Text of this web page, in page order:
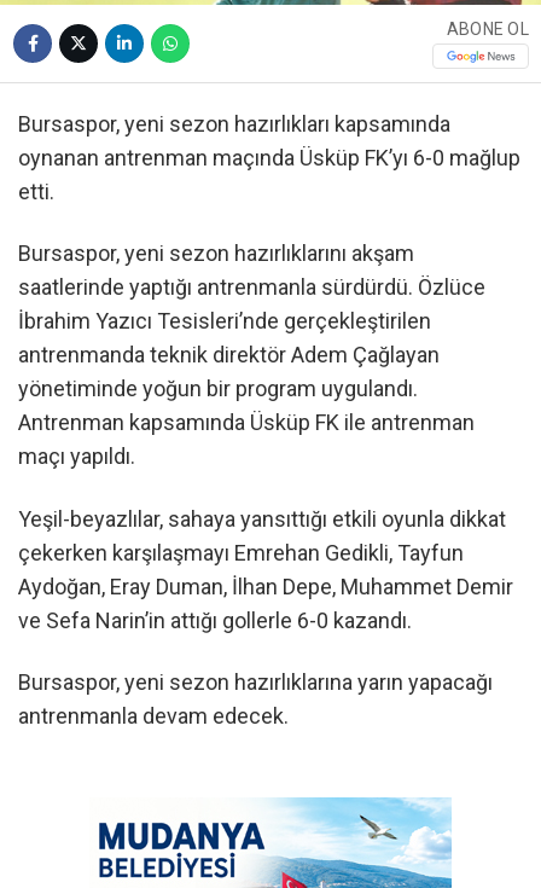
ABONE OL
Bursaspor, yeni sezon hazırlıkları kapsamında
oynanan antrenman maçında Üsküp FK’yı 6-0 mağlup
etti.
Bursaspor, yeni sezon hazırlıklarını akşam
saatlerinde yaptığı antrenmanla sürdürdü. Özlüce
İbrahim Yazıcı Tesisleri’nde gerçekleştirilen
antrenmanda teknik direktör Adem Çağlayan
yönetiminde yoğun bir program uygulandı.
Antrenman kapsamında Üsküp FK ile antrenman
maçı yapıldı.
Yeşil-beyazlılar, sahaya yansıttığı etkili oyunla dikkat
çekerken karşılaşmayı Emrehan Gedikli, Tayfun
Aydoğan, Eray Duman, İlhan Depe, Muhammet Demir
ve Sefa Narin’in attığı gollerle 6-0 kazandı.
Bursaspor, yeni sezon hazırlıklarına yarın yapacağı
antrenmanla devam edecek.